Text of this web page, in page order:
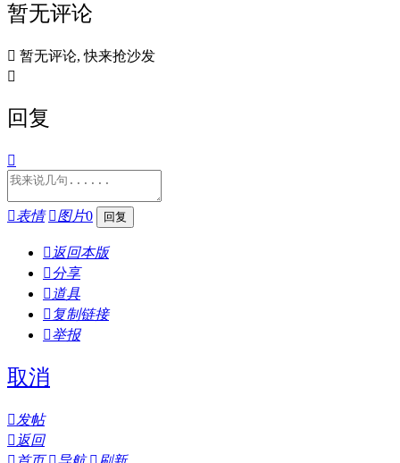
暂无评论
 暂无评论, 快来抢沙发

回复

表情 图片0
 返回本版
分享
 道具
 复制链接
举报
取消
发帖
 返回